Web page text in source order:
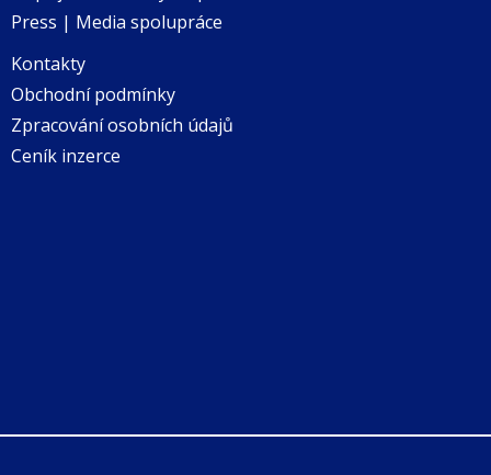
Press | Media spolupráce
Kontakty
Obchodní podmínky
Zpracování osobních údajů
Ceník inzerce